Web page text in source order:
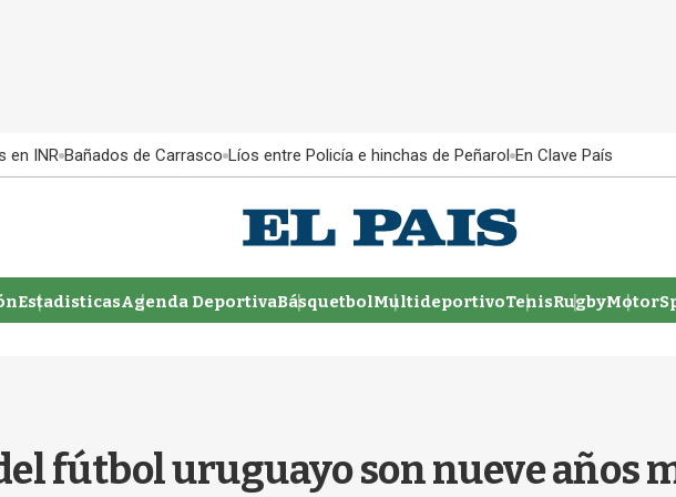
en INR Bañados de Carrasco Líos entre Policía e hinchas de Peñarol En Clave País
EstadisticasAgenda DeportivaBásquetbolMultideportivoTenisRugby
fútbol uruguayo son nueve años